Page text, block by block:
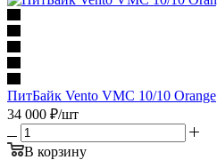
ПитБайк Vento VMC 10/10 Orange
34 000 ₽/шт
В корзину